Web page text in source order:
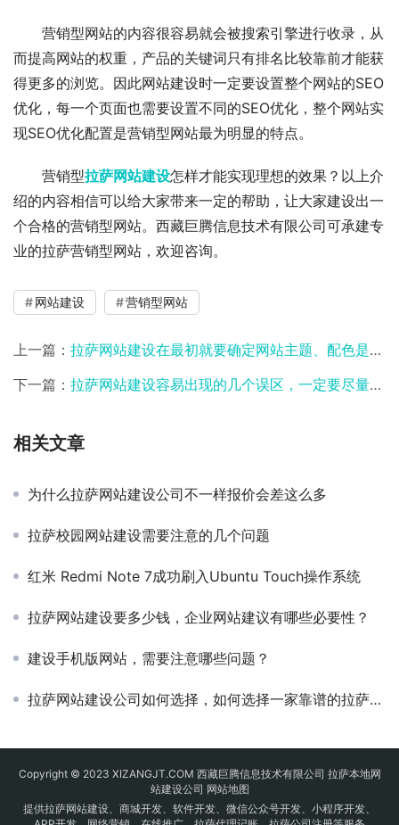
营销型网站的内容很容易就会被搜索引擎进行收录，从
而提高网站的权重，产品的关键词只有排名比较靠前才能获
得更多的浏览。因此网站建设时一定要设置整个网站的SEO
优化，每一个页面也需要设置不同的SEO优化，整个网站实
现SEO优化配置是营销型网站最为明显的特点。
营销型拉萨网站建设怎样才能实现理想的效果？以上介
绍的内容相信可以给大家带来一定的帮助，让大家建设出一
个合格的营销型网站。西藏巨腾信息技术有限公司可承建专
业的拉萨营销型网站，欢迎咨询。
网站建设 营销型网站
上一篇： 拉萨网站建设在最初就要确定网站主题、配色是为什么？
下一篇： 拉萨网站建设容易出现的几个误区，一定要尽量避免
相关文章
为什么拉萨网站建设公司不一样报价会差这么多
拉萨校园网站建设需要注意的几个问题
红米 Redmi Note 7成功刷入Ubuntu Touch操作系统
拉萨网站建设要多少钱，企业网站建议有哪些必要性？
建设手机版网站，需要注意哪些问题？
拉萨网站建设公司如何选择，如何选择一家靠谱的拉萨网页制作公司？
Copyright © 2023 XIZANGJT.COM 西藏巨腾信息技术有限公司 拉萨本地网
站建设公司 网站地图
提供拉萨网站建设、商城开发、软件开发、微信公众号开发、小程序开发、